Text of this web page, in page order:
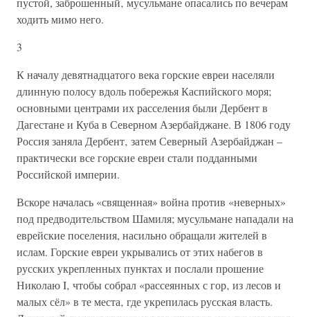
ходить мимо него.
3
К началу девятнадцатого века горские евреи населяли
длинную полосу вдоль побережья Каспийского моря;
основными центрами их расселения были Дербент в
Дагестане и Куба в Северном Азербайджане. В 1806 году
Россия заняла Дербент‚ затем Северный Азербайджан –
практически все горские евреи стали подданными
Российской империи.
Вскоре началась «священная» война против «неверных»
под предводительством Шамиля; мусульмане нападали на
еврейские поселения, насильно обращали жителей в
ислам. Горские евреи укрывались от этих набегов в
русских укрепленных пунктах и послали прошение
Николаю I‚ чтобы собрал «рассеянных с гор‚ из лесов и
малых сёл» в те места‚ где укрепилась русская власть.